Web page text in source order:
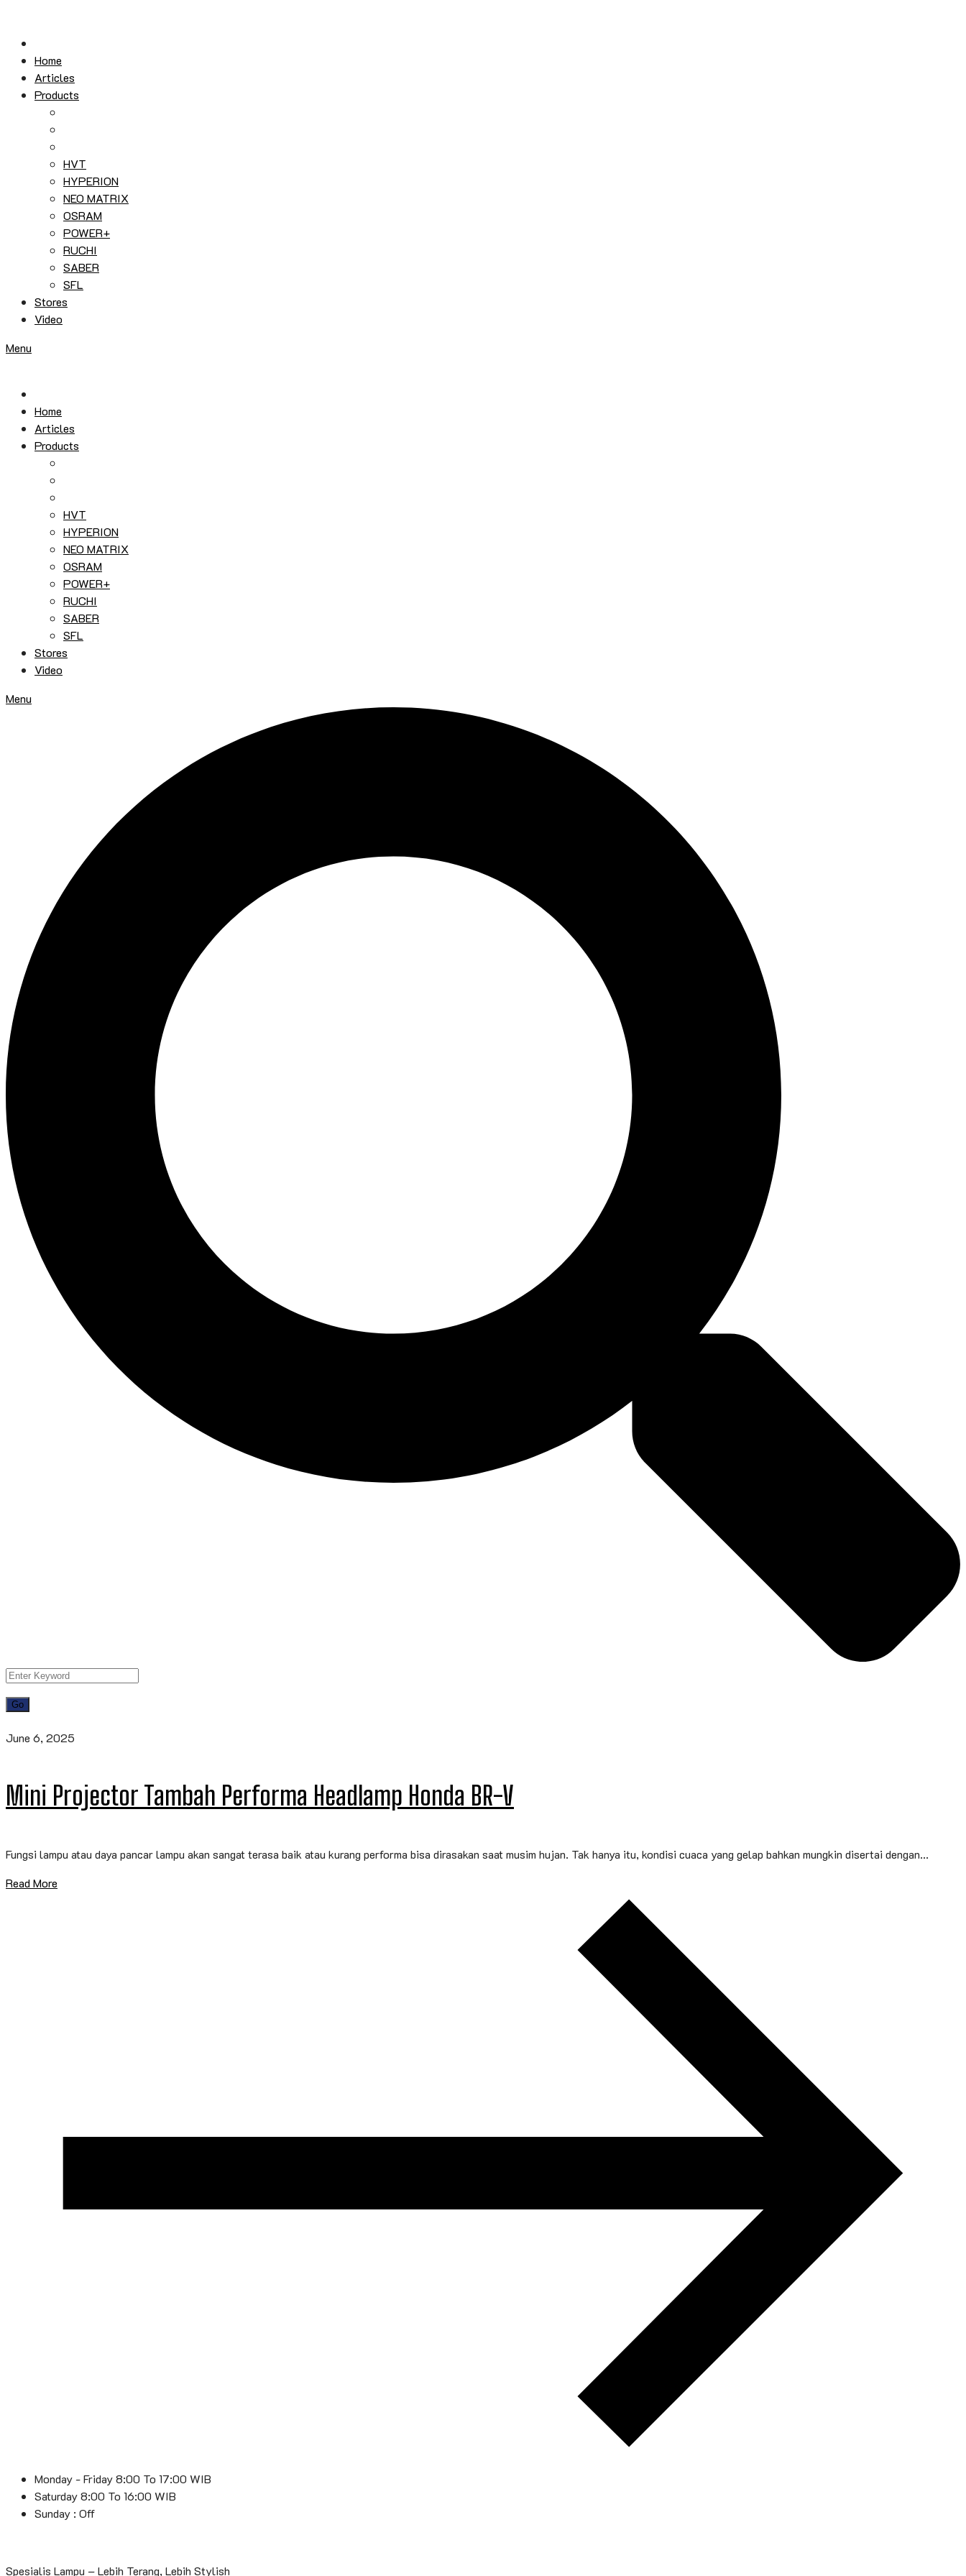
content
Home
Articles
Products
HVT
HYPERION
NEO MATRIX
OSRAM
POWER+
RUCHI
SABER
SFL
Stores
Video
Menu
Home
Articles
Products
HVT
HYPERION
NEO MATRIX
OSRAM
POWER+
RUCHI
SABER
SFL
Stores
Video
Menu
June 6, 2025
Mini Projector Tambah Performa Headlamp Honda BR-V
Fungsi lampu atau daya pancar lampu akan sangat terasa baik atau kurang performa bisa dirasakan saat musim hujan. Tak hanya itu, kondisi cuaca yang gelap bahkan mungkin disertai dengan...
Read More
Monday - Friday 8:00 To 17:00 WIB
Saturday 8:00 To 16:00 WIB
Sunday : Off
Spesialis Lampu – Lebih Terang, Lebih Stylish